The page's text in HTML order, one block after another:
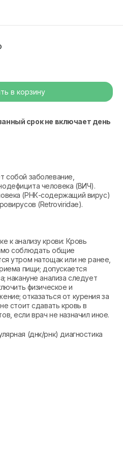
в корзину
срок не включает день
собой заболевание,
человека (ВИЧ).
(РНК-содержащий вирус)
(Retroviridae).
к анализу крови: Кровь
соблюдать общие
утром натощак или не ранее,
пищи; допускается
накануне анализа следует
физическое и
отказаться от курения за
стоит сдавать кровь в
если врач не назначил иное.
(днк/рнк) диагностика